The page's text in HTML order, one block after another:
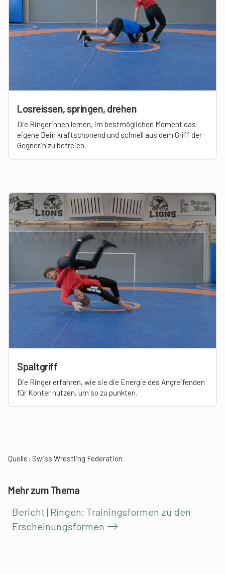
Losreissen, springen, drehen
Die Ringerinnen lernen, im bestmöglichen Moment das
eigene Bein kraftschonend und schnell aus dem Griff der
Gegnerin zu befreien.
Spaltgriff
Die Ringer erfahren, wie sie die Energie des Angreifenden
für Konter nutzen, um so zu punkten.
Quelle: Swiss Wrestling Federation
Mehr zum Thema
Bericht | Ringen: Trainingsformen zu den
Erscheinungsformen